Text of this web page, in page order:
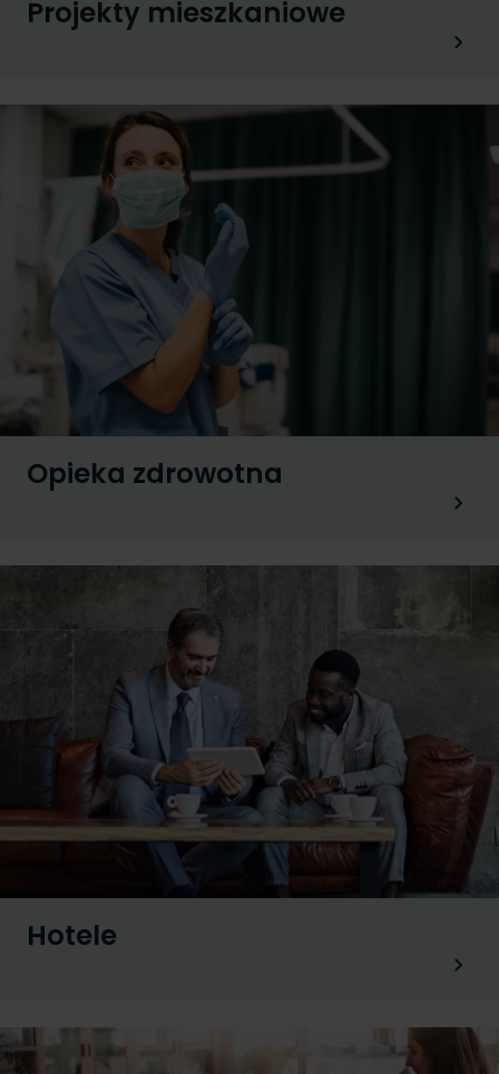
Projekty mieszkaniowe
Opieka zdrowotna
Hotele